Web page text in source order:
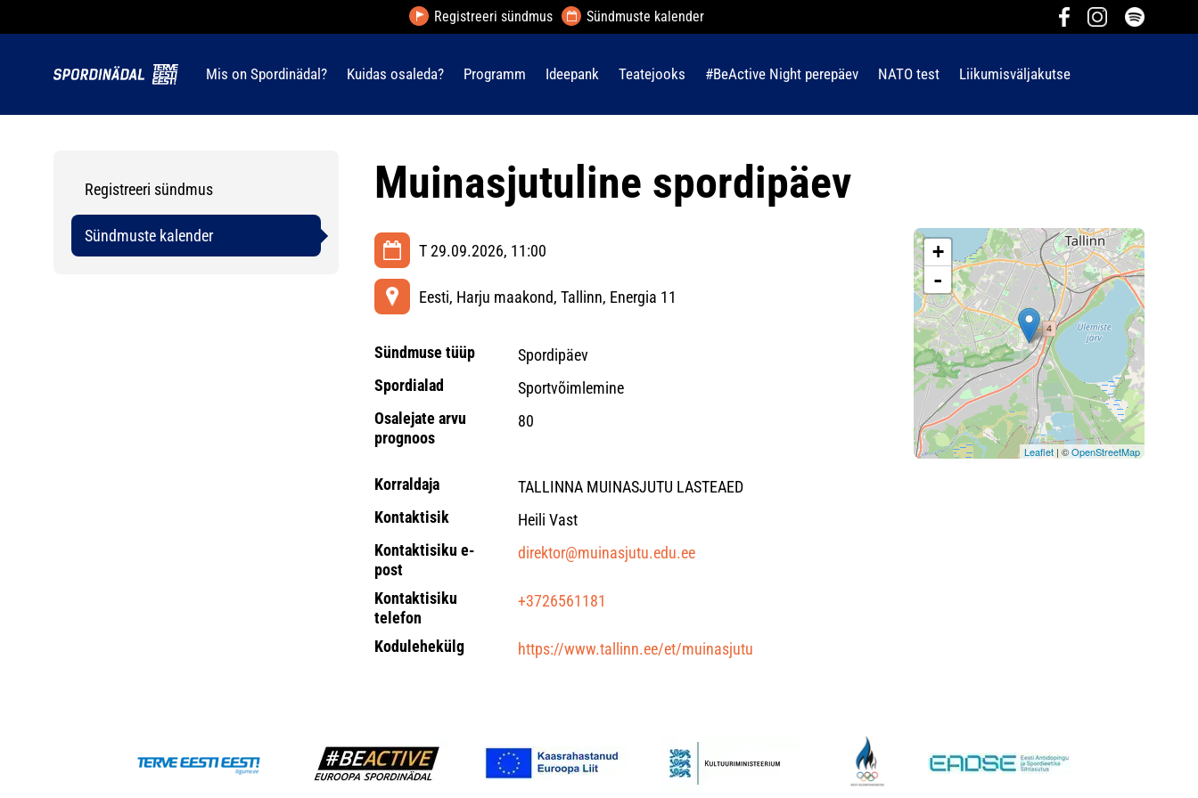
Registreeri sündmus Sündmuste kalender
Mis on Spordinädal? Kuidas osaleda? Programm Ideepank Teatejooks #BeActive Night perepäev NATO test Liikumisväljakutse
Registreeri sündmus
Sündmuste kalender
Muinasjutuline spordipäev
T 29.09.2026, 11:00
Eesti, Harju maakond, Tallinn, Energia 11
Sündmuse tüüp
Spordipäev
Spordialad
Sportvõimlemine
Osalejate arvu
prognoos
80
Korraldaja
TALLINNA MUINASJUTU LASTEAED
Kontaktisik
Heili Vast
Kontaktisiku e-
post
direktor@muinasjutu.edu.ee
Kontaktisiku
telefon
+3726561181
Kodulehekülg https://www.tallinn.ee/et/muinasjutu
+
-
Leaflet | ©OpenStreetMap